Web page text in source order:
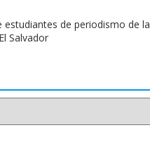
estudiantes de periodismo de la
Salvador